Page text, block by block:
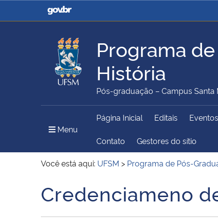
Casa Civil
Ministério da Justiça e
Ministério da Agricultura,
Pecuária e Abastecimento
Ministério da Educação
Secretaria de Governo
Gabinete de Segurança
Programa
História
Pós-graduação – Campus Santa
Menu
Página Inicial Editais Eventos
Contato Gestores do sítio
Você está aqui: UFSM > Programa de Pós-
Início do conteúdo
Credenciameno